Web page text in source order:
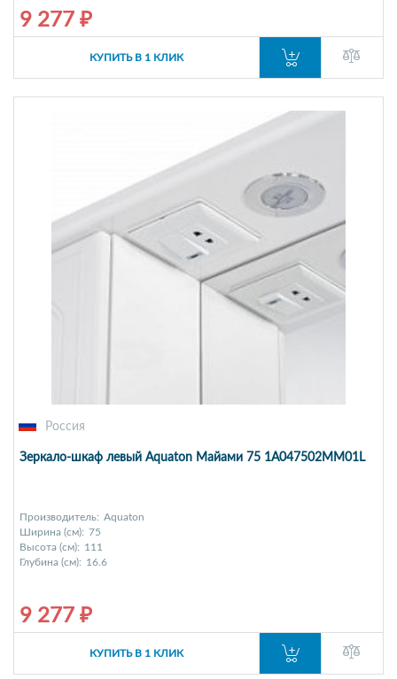
9 277 ₽
КУПИТЬ В 1 КЛИК
Россия
Зеркало-шкаф левый Aquaton Майами 75 1A047502MM01L
Производитель: Aquaton
Ширина (см): 75
Высота (см): 111
Глубина (см): 16.6
9 277 ₽
КУПИТЬ В 1 КЛИК